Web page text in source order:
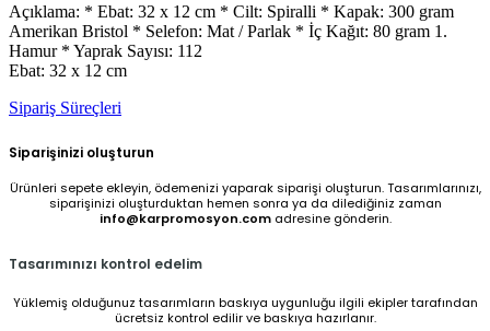
Açıklama: * Ebat: 32 x 12 cm * Cilt: Spiralli * Kapak: 300 gram
Amerikan Bristol * Selefon: Mat / Parlak * İç Kağıt: 80 gram 1.
Hamur * Yaprak Sayısı: 112
Ebat: 32 x 12 cm
Sipariş Süreçleri
Siparişinizi oluşturun
Ürünleri sepete ekleyin, ödemenizi yaparak siparişi oluşturun. Tasarımlarınızı,
siparişinizi oluşturduktan hemen sonra ya da dilediğiniz zaman
info@karpromosyon.comadresine gönderin.
Tasarımınızı kontrol edelim
Yüklemiş olduğunuz tasarımların baskıya uygunluğu ilgili ekipler tarafından
ücretsiz kontrol edilir ve baskıya hazırlanır.